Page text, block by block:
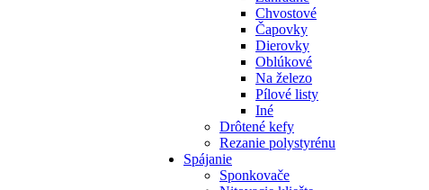
Chvostové
Čapovky
Dierovky
Oblúkové
Na železo
Pílové listy
Iné
Drôtené kefy
Rezanie polystyrénu
Spájanie
Sponkovače